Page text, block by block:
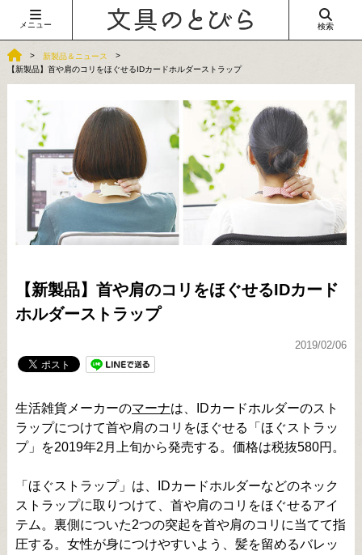
メニュー 検索
新製品＆ニュース
【新製品】首や肩のコリをほぐせるIDカードホルダーストラップ
【新製品】首や肩のコリをほぐせるIDカード
ホルダーストラップ
2019/02/06
生活雑貨メーカーのマーナは、IDカードホルダーのスト
ラップにつけて首や肩のコリをほぐせる「ほぐストラッ
プ」を2019年2月上旬から発売する。価格は税抜580円。
「ほぐストラップ」は、IDカードホルダーなどのネック
ストラップに取りつけて、首や肩のコリをほぐせるアイ
テム。裏側についた2つの突起を首や肩のコリに当てて指
圧する。女性が身につけやすいよう、髪を留めるバレッ